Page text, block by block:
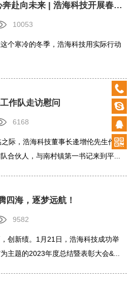
家企互动心连心 同心奔赴向未来 | 浩海科技开展春节员工家访慰问活动
10053
个寒冷的冬季，浩海科技用实际行动
作队走访慰问
6168
际，浩海科技董事长逄增伦先生作为
合伙人，与南村镇第一书记来到平...
四海，逐梦远航！
9582
创新绩。1月21日，浩海科技成功举
主题的2023年度总结暨表彰大会&...
0532-